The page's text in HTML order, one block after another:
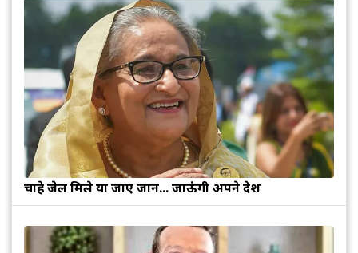
चाहे जेल मिले या जाए जान... जाऊंगी अपने देश